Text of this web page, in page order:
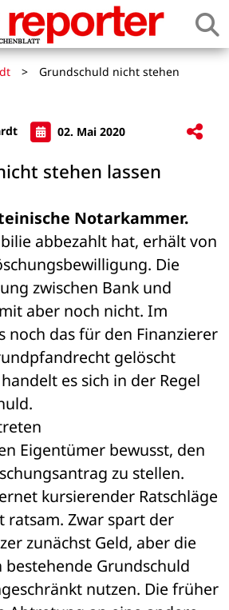
>
Grundschuld nicht stehen
02. Mai 2020
stehen lassen
Notarkammer.
abbezahlt hat, erhält von
Die
zwischen Bank und
aber noch nicht. Im
noch das für den Finanzierer
gelöscht
es sich in der Regel
Eigentümer bewusst, den
zu stellen.
kursierender Ratschläge
ratsam. Zwar spart der
zunächst Geld, aber die
Grundschuld
nutzen. Die früher